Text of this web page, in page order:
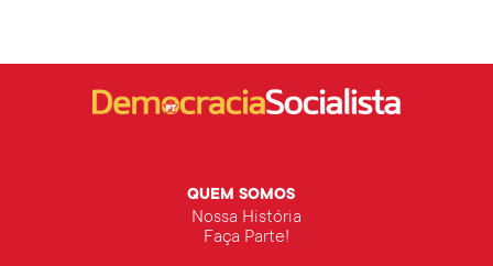
QUEM SOMOS
Nossa História
Faça Parte!